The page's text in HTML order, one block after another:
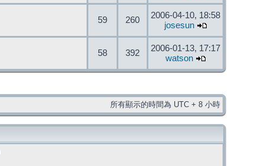
59 260
2006-04-10, 18:58
josesun
58 392
2006-01-13, 17:17
watson
所有顯示的時間為 UTC + 8 小時